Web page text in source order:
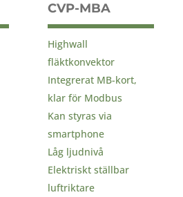
CVP-MBA
Highwall
fläktkonvektor
Integrerat MB-kort,
klar för Modbus
Kan styras via
smartphone
Låg ljudnivå
Elektriskt ställbar
luftriktare